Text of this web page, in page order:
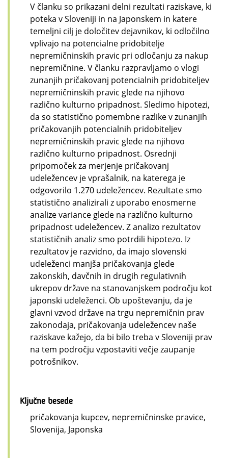
V članku so prikazani delni rezultati raziskave, ki
poteka v Sloveniji in na Japonskem in katere
temeljni cilj je določitev dejavnikov, ki odločilno
vplivajo na potencialne pridobitelje
nepremičninskih pravic pri odločanju za nakup
nepremičnine. V članku razpravljamo o vlogi
zunanjih pričakovanj potencialnih pridobiteljev
nepremičninskih pravic glede na njihovo
različno kulturno pripadnost. Sledimo hipotezi,
da so statistično pomembne razlike v zunanjih
pričakovanjih potencialnih pridobiteljev
nepremičninskih pravic glede na njihovo
različno kulturno pripadnost. Osrednji
pripomoček za merjenje pričakovanj
udeležencev je vprašalnik, na katerega je
odgovorilo 1.270 udeležencev. Rezultate smo
statistično analizirali z uporabo enosmerne
analize variance glede na različno kulturno
pripadnost udeležencev. Z analizo rezultatov
statističnih analiz smo potrdili hipotezo. Iz
rezultatov je razvidno, da imajo slovenski
udeleženci manjša pričakovanja glede
zakonskih, davčnih in drugih regulativnih
ukrepov države na stanovanjskem področju kot
japonski udeleženci. Ob upoštevanju, da je
glavni vzvod države na trgu nepremičnin prav
zakonodaja, pričakovanja udeležencev naše
raziskave kažejo, da bi bilo treba v Sloveniji prav
na tem področju vzpostaviti večje zaupanje
potrošnikov.
Ključne besede
pričakovanja kupcev, nepremičninske pravice,
Slovenija, Japonska